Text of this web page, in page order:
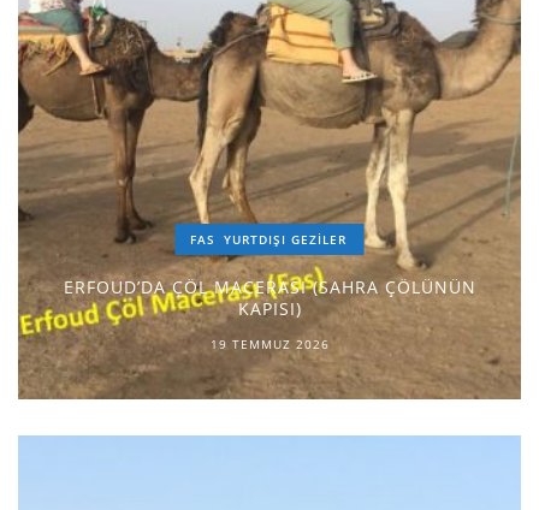
FAS YURTDIŞI GEZILER
ERFOUD’DA ÇÖL MACERASI (SAHRA ÇÖLÜNÜN
KAPISI)
19 TEMMUZ 2026